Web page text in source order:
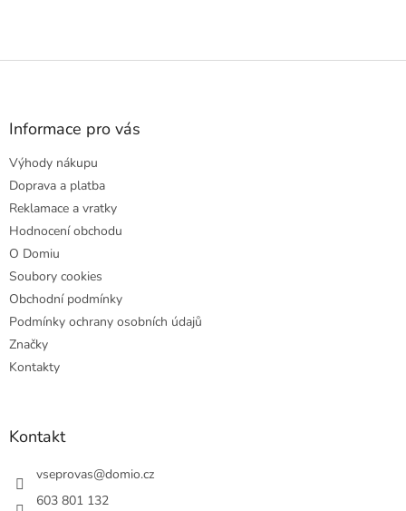
Z
Informace pro vás
Výhody nákupu
Doprava a platba
Reklamace a vratky
Hodnocení obchodu
O Domiu
Soubory cookies
Obchodní podmínky
Podmínky ochrany osobních údajů
Značky
Kontakty
Kontakt
vseprovas@domio.cz
603 801 132